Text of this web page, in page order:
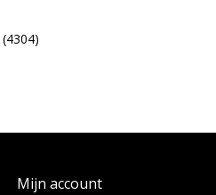
Mijn account